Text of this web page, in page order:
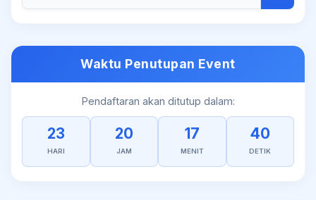
Waktu Penutupan Event
Pendaftaran akan ditutup dalam:
23
HARI
20
JAM
17
MENIT
40
DETIK